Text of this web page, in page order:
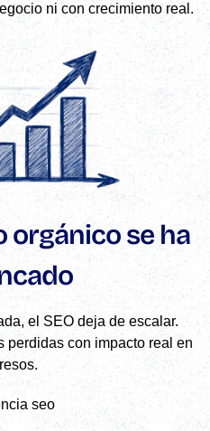
ni con crecimiento real.
orgánico se ha
el SEO deja de escalar.
perdidas con impacto real en